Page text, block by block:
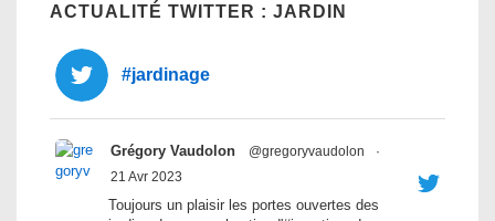
ACTUALITÉ TWITTER : JARDIN
#jardinage
Grégory Vaudolon @gregoryvaudolon
·
21 Avr 2023
Toujours un plaisir les portes ouvertes des